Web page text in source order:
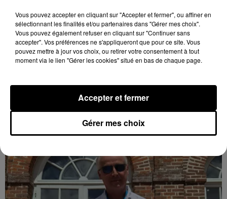
Bison Futé : un samedi rouge sur les routes
avec des départs aussi importants que les retours.
LE GRAND FORMAT
Vous pouvez accepter en cliquant sur "Accepter et fermer", ou affiner en
sélectionnant les finalités et/ou partenaires dans "Gérer mes choix".
Vous pouvez également refuser en cliquant sur "Continuer sans
accepter". Vos préférences ne s'appliqueront que pour ce site. Vous
pouvez mettre à jour vos choix, ou retirer votre consentement à tout
moment via le lien "Gérer les cookies" situé en bas de chaque page.
Gérer mes choix
Accepter et fermer